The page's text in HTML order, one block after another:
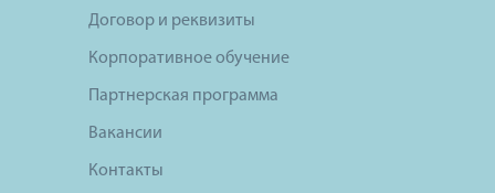
Договор и реквизиты
Корпоративное обучение
Партнерская программа
Вакансии
Контакты